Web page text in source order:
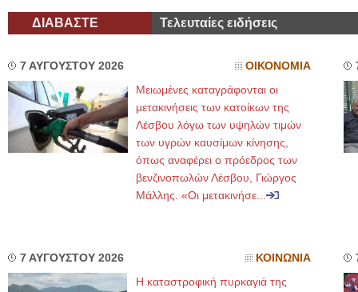
ΔΙΑΒΑΣΤΕ Τελευταίες ειδήσεις
7 ΑΥΓΟΥΣΤΟΥ 2026 ΟΙΚΟΝΟΜΙΑ
Μειωμένες καταγράφονται οι
μετακινήσεις των κατοίκων της
Λέσβου λόγω των υψηλών τιμών
των υγρών καυσίμων κίνησης,
όπως αναφέρει ο πρόεδρος των
βενζινοπωλών Λέσβου, Γιώργος
Μάλλης. «Οι μετακινήσε...
7 ΑΥΓΟΥΣΤΟΥ 2026 ΚΟΙΝΩΝΙΑ
Η καταστροφική πυρκαγιά της